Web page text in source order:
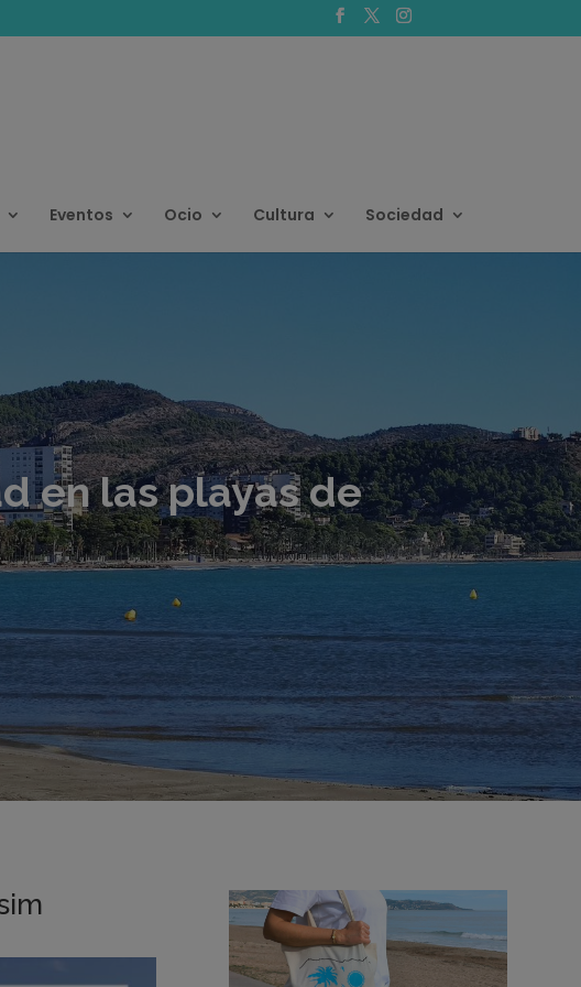
Eventos Ocio Cultura Sociedad
en las playas de